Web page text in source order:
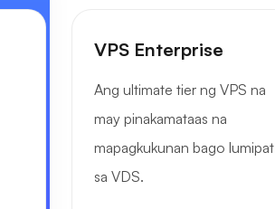
VPS Enterprise
Ang ultimate tier ng VPS na
may pinakamataas na
mapagkukunan bago lumipat
sa VDS.